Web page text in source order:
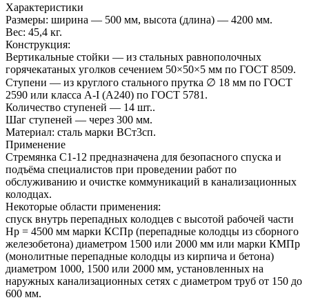
Характеристики
Размеры: ширина — 500 мм, высота (длина) — 4200 мм.
Вес: 45,4 кг.
Конструкция:
Вертикальные стойки — из стальных равнополочных
горячекатаных уголков сечением 50×50×5 мм по ГОСТ 8509.
Ступени — из круглого стального прутка ∅ 18 мм по ГОСТ
2590 или класса A-I (А240) по ГОСТ 5781.
Количество ступеней — 14 шт..
Шаг ступеней — через 300 мм.
Материал: сталь марки ВСт3сп.
Применение
Стремянка С1-12 предназначена для безопасного спуска и
подъёма специалистов при проведении работ по
обслуживанию и очистке коммуникаций в канализационных
колодцах.
Некоторые области применения:
спуск внутрь перепадных колодцев с высотой рабочей части
Hр = 4500 мм марки КСПр (перепадные колодцы из сборного
железобетона) диаметром 1500 или 2000 мм или марки КМПр
(монолитные перепадные колодцы из кирпича и бетона)
диаметром 1000, 1500 или 2000 мм, установленных на
наружных канализационных сетях с диаметром труб от 150 до
600 мм.